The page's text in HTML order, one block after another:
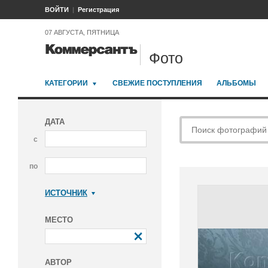
ВОЙТИ Регистрация
07 АВГУСТА, ПЯТНИЦА
Фото
КАТЕГОРИИ СВЕЖИЕ ПОСТУПЛЕНИЯ АЛЬБОМЫ
ДАТА
с
по
ИСТОЧНИК
МЕСТО
АВТОР